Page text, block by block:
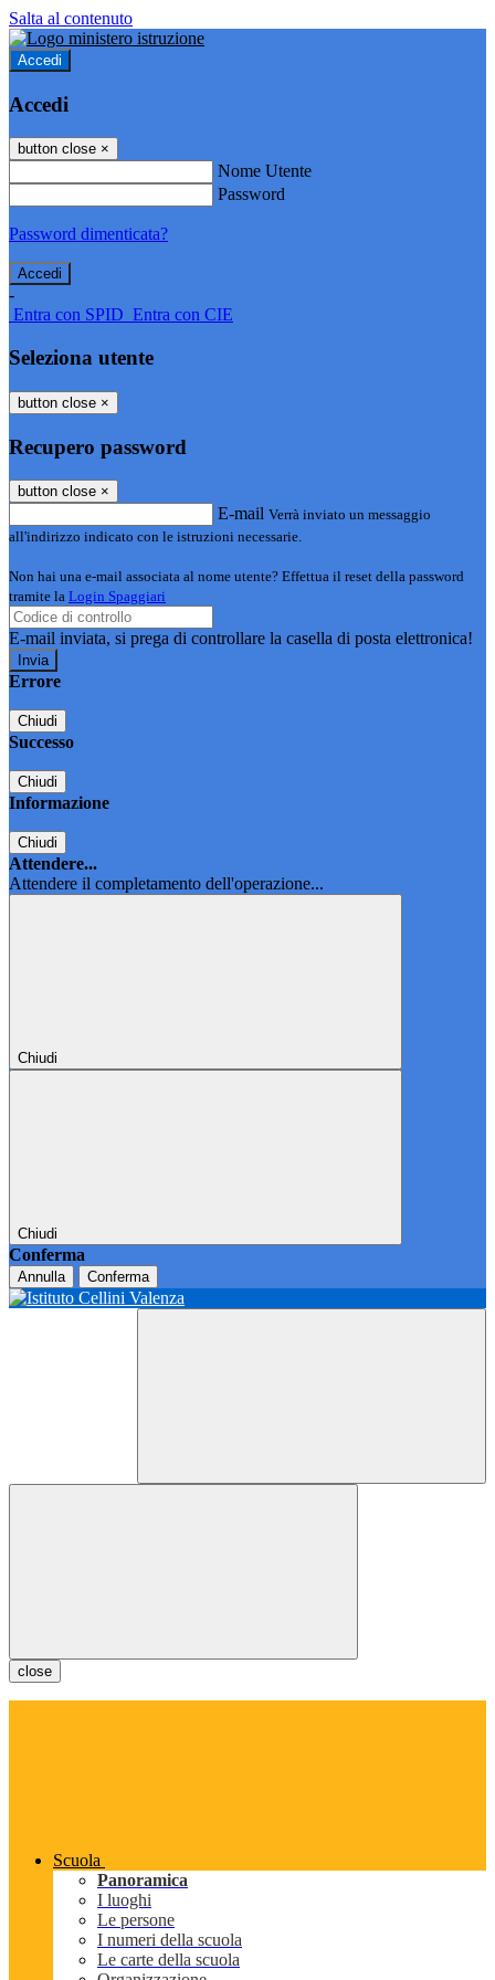
Salta al contenuto
Accedi
Accedi
button close ×
Nome Utente
Password
Password dimenticata?
-
Entra con SPID Entra con CIE
Seleziona utente
button close ×
Recupero password
button close ×
E-mail Verrà inviato un messaggio
all'indirizzo indicato con le istruzioni necessarie.
Non hai una e-mail associata al nome utente? Effettua il reset della password
tramite la Login Spaggiari
E-mail inviata, si prega di controllare la casella di posta elettronica!
Errore
Chiudi
Successo
Chiudi
Informazione
Chiudi
Attendere...
Attendere il completamento dell'operazione...
Chiudi
Chiudi
Conferma
Annulla Conferma
close
Scuola
Panoramica
I luoghi
Le persone
I numeri della scuola
Le carte della scuola